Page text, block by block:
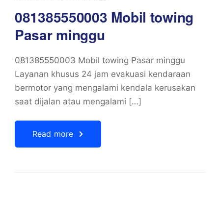
081385550003 Mobil towing
Pasar minggu
081385550003 Mobil towing Pasar minggu
Layanan khusus 24 jam evakuasi kendaraan
bermotor yang mengalami kendala kerusakan
saat dijalan atau mengalami […]
Read more